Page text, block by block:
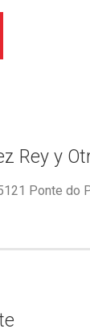
Rey y
Ponte do